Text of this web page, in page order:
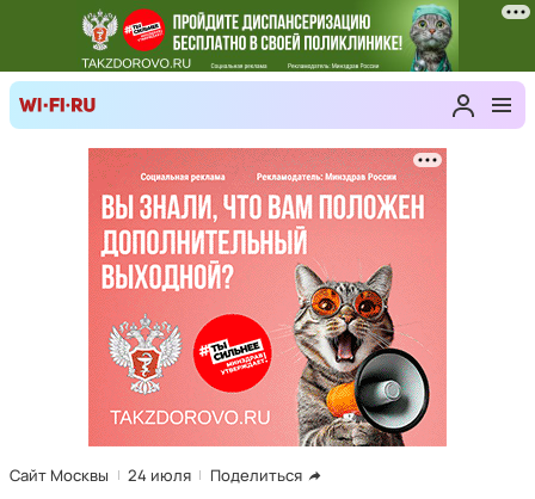
Сайт Москвы 24 июля Поделиться